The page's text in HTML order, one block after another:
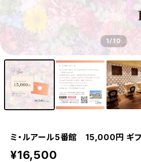
1/10
ミ・ルアール5番館 15,000円 ギ
¥16,500